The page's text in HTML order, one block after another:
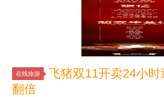
在线旅游
飞猪双11开卖24小
翻倍